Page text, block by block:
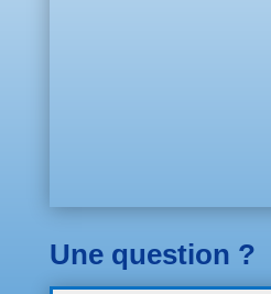
Une question ?